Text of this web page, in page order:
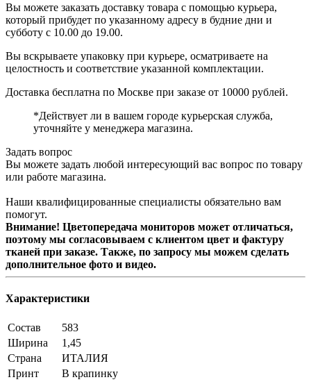
Вы можете заказать доставку товара с помощью курьера,
который прибудет по указанному адресу в будние дни и
субботу с 10.00 до 19.00.
Вы вскрываете упаковку при курьере, осматриваете на
целостность и соответствие указанной комплектации.
Доставка бесплатна по Москве при заказе от 10000 рублей.
*Действует ли в вашем городе курьерская служба,
уточняйте у менеджера магазина.
Задать вопрос
Вы можете задать любой интересующий вас вопрос по товару
или работе магазина.
Наши квалифицированные специалисты обязательно вам
помогут.
Внимание! Цветопередача мониторов может отличаться,
поэтому мы согласовываем с клиентом цвет и фактуру
тканей при заказе. Также, по запросу мы можем сделать
дополнительное фото и видео.
Характеристики
Состав
583
Ширина
1,45
Страна
ИТАЛИЯ
Принт
В крапинку